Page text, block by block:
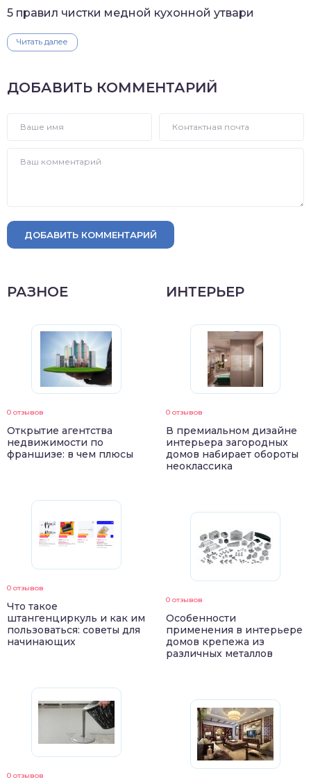
5 правил чистки медной кухонной утвари
Читать далее
ДОБАВИТЬ КОММЕНТАРИЙ
ДОБАВИТЬ КОММЕНТАРИЙ
РАЗНОЕ
0 отзывов
Открытие агентства
недвижимости по
франшизе: в чем плюсы
0 отзывов
Что такое
штангенциркуль и как им
пользоваться: советы для
начинающих
0 отзывов
ИНТЕРЬЕР
0 отзывов
В премиальном дизайне
интерьера загородных
домов набирает обороты
неоклассика
0 отзывов
Особенности
применения в интерьере
домов крепежа из
различных металлов